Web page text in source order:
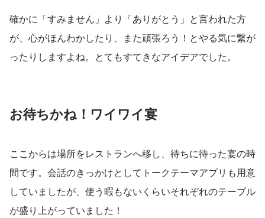
確かに「すみません」より「ありがとう」と言われた方
が、心がほんわかしたり、また頑張ろう！とやる気に繋が
ったりしますよね。とてもすてきなアイデアでした。
お待ちかね！ワイワイ宴
ここからは場所をレストランへ移し、待ちに待った宴の時
間です。会話のきっかけとしてトークテーマアプリも用意
していましたが、使う暇もないくらいそれぞれのテーブル
が盛り上がっていました！